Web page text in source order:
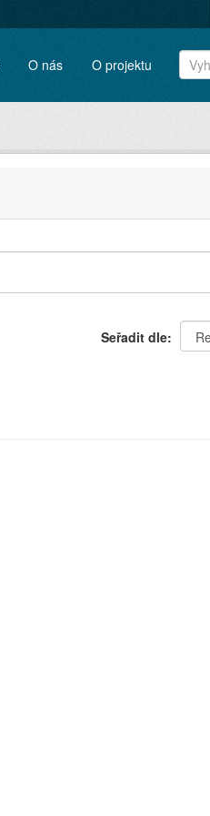
O nás O projektu
Seřadit dle